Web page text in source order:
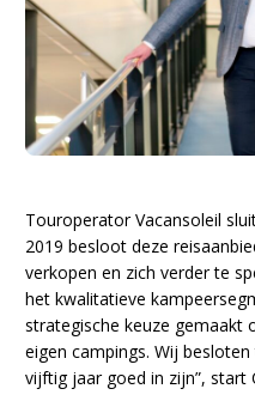
Touroperator Vacansoleil
2019 besloot deze
verkopen en zich verder te
het kwalitatieve
strategische keuze
eigen campings. Wij
vijftig jaar goed in zijn”, start